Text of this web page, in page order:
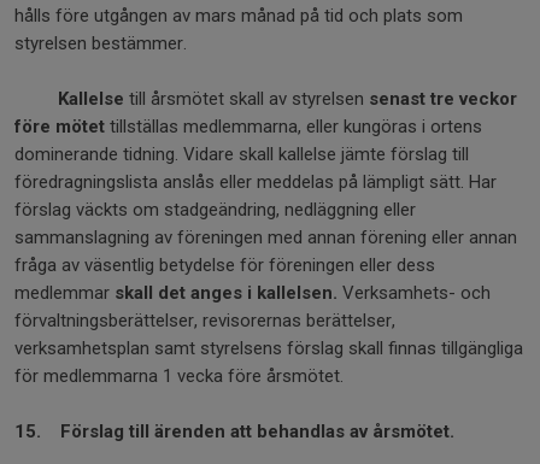
hålls före utgången av mars månad på tid och plats som
styrelsen bestämmer.
Kallelse till årsmötet skall av styrelsen senast tre veckor
före mötet tillställas medlemmarna, eller kungöras i ortens
dominerande tidning. Vidare skall kallelse jämte förslag till
föredragningslista anslås eller meddelas på lämpligt sätt. Har
förslag väckts om stadgeändring, nedläggning eller
sammanslagning av föreningen med annan förening eller annan
fråga av väsentlig betydelse för föreningen eller dess
medlemmar skall det anges i kallelsen. Verksamhets- och
förvaltningsberättelser, revisorernas berättelser,
verksamhetsplan samt styrelsens förslag skall finnas tillgängliga
för medlemmarna 1 vecka före årsmötet.
15. Förslag till ärenden att behandlas av årsmötet.